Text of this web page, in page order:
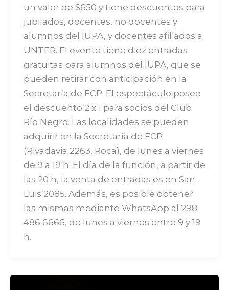
un valor de $650 y tiene descuentos para
jubilados, docentes, no docentes y
alumnos del IUPA, y docentes afiliados a
UNTER. El evento tiene diez entradas
gratuitas para alumnos del IUPA, que se
pueden retirar con anticipación en la
Secretaría de FCP. El espectáculo posee
el descuento 2 x 1 para socios del Club
Río Negro. Las localidades se pueden
adquirir en la Secretaría de FCP
(Rivadavia 2263, Roca), de lunes a viernes
de 9 a 19 h. El día de la función, a partir de
las 20 h, la venta de entradas es en San
Luis 2085. Además, es posible obtener
las mismas mediante WhatsApp al 298
486 6666, de lunes a viernes entre 9 y 19
h.